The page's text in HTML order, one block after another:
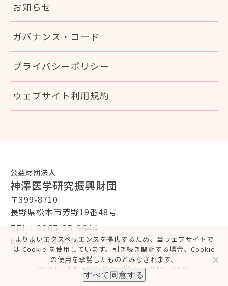
お知らせ
ガバナンス・コード
プライバシーポリシー
ウェブサイト利用規約
公益財団法人
神澤医学研究振興財団
〒399-8710
長野県松本市芳野19番48号
TEL：0263-25-9644
E-mail：fund@kissei.co.jp
Copyright © Kanzawa Medical Research Foundation
All rights reserved.
よりよいエクスペリエンスを提供するため、当ウェブサイトで
は Cookie を使用しています。引き続き閲覧する場合、Cookie
の使用を承諾したものとみなされます。
すべて同意する